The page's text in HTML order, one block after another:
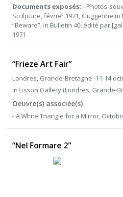
Documents exposés: - Photos-
Sculpture, février 1971, Guggenheim
“Beware”, in Bulletin 40, édité par
1971
“Frieze Art Fair”
Londres, Grande-Bretagne -11-14
in Lisson Gallery (Londres, Grande-
Oeuvre(s) associée(s)
- A White Triangle for a Mirror,
“Nel Formare 2”